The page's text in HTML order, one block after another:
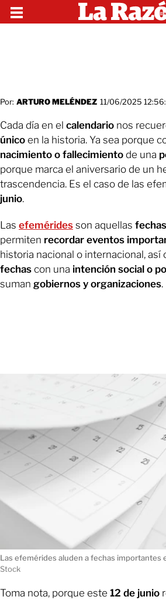
Por: ARTURO MELÉNDEZ 11/06/2025
Cada día en el calendario nos
único en la historia. Ya sea porque
nacimiento o fallecimiento de una
porque marca el aniversario de un
trascendencia. Es el caso de las
junio.
Las efemérides son aquellas
permiten recordar eventos
historia nacional o internacional, así
fechas con una intención social o
suman gobiernos y organizaciones.
Las efemérides aluden a fechas importantes
Stock
Toma nota, porque este 12 de junio